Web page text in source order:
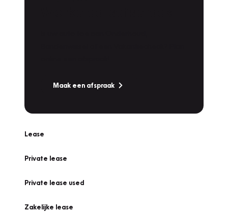
Maak een afspraak
Lease
Private lease
Private lease used
Zakelijke lease